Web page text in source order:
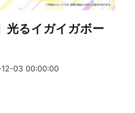
光るイガイガボー
03 00:00:00